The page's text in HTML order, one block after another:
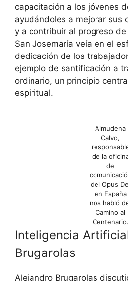
capacitación a los jóvenes
ayudándoles a mejorar sus
y a contribuir al progreso
San Josemaría veía en el
dedicación de los
ejemplo de santificación a
ordinario, un principio
espiritual.
Almudena
Calvo,
de la
de
del Opus
en España
nos habló
Camino al
Centenario.
Inteligencia
Brugarolas
Alejandro Brugarolas